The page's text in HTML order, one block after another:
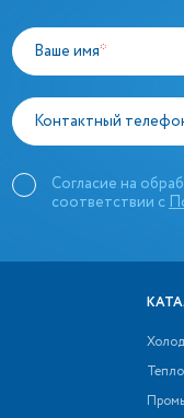
Ваше имя*
Контактный
Согласие на
соответствии с